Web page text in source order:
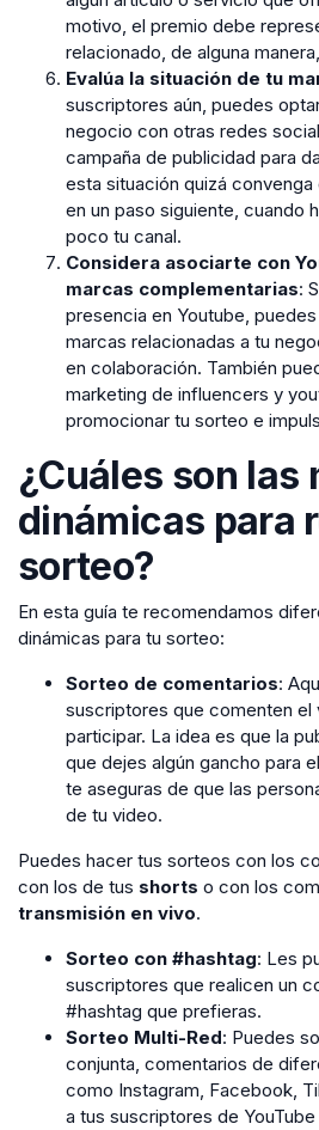
motivo, el premio debe
relacionado, de alguna
Evalúa la situación de tu
suscriptores aún, puedes
negocio con otras redes
campaña de publicidad para
esta situación quizá
en un paso siguiente, cuando
poco tu canal.
Considera asociarte con
marcas complementarias:
presencia en Youtube,
marcas relacionadas a tu
en colaboración. También
marketing de influencers y
promocionar tu sorteo e
¿Cuáles son las
dinámicas para
sorteo?
En esta guía te recomendamos
dinámicas para tu sorteo:
Sorteo de comentarios:
suscriptores que comenten el
participar. La idea es que la
que dejes algún gancho para
te aseguras de que las
de tu video.
Puedes hacer tus sorteos con los
con los de tus shorts o con los
transmisión en vivo.
Sorteo con #hashtag: Les
suscriptores que realicen un
#hashtag que prefieras.
Sorteo Multi-Red: Puedes
conjunta, comentarios de
como Instagram, Facebook,
a tus suscriptores de